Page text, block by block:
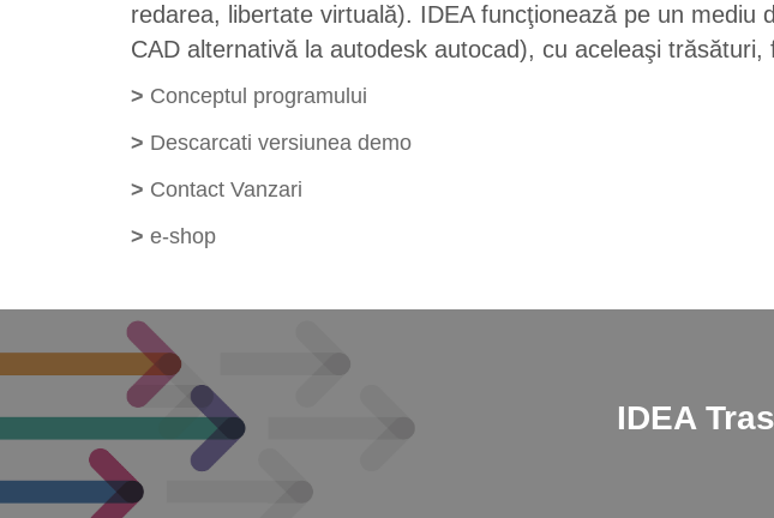
redarea, libertate virtuală). IDEA funcţionează pe un
CAD alternativă la autodesk autocad), cu aceleaşi
> Conceptul programului
> Descarcati versiunea demo
> Contact Vanzari
> e-shop
IDEA